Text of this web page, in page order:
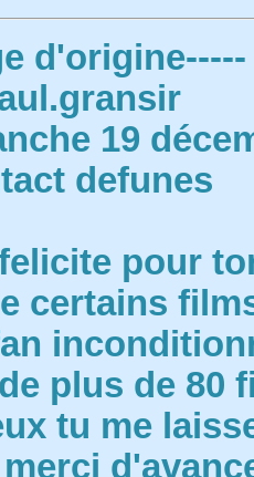
d'origine-----
19
defunes
pour
certains
plus de 80
tu me
merci